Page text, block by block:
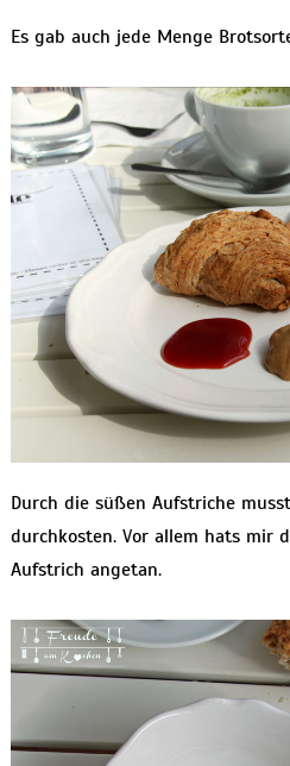
Es gab auch jede Menge
Durch die süßen Aufstriche
durchkosten. Vor allem hats mir
Aufstrich angetan.